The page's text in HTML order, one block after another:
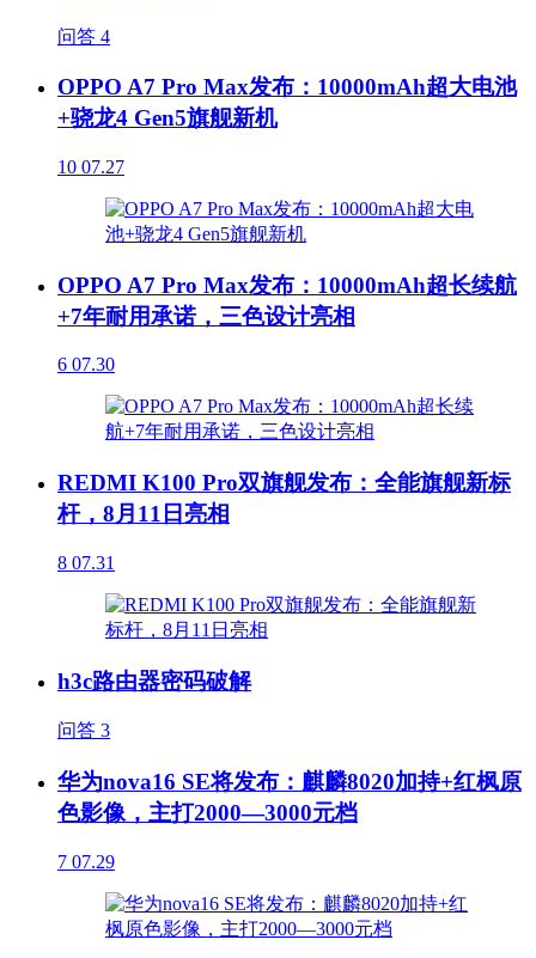
问答 4
OPPO A7 Pro Max发布：10000mAh超大电池
+骁龙4 Gen5旗舰新机
10 07.27
OPPO A7 Pro Max发布：10000mAh超长续航
+7年耐用承诺，三色设计亮相
6 07.30
REDMI K100 Pro双旗舰发布：全能旗舰新标
杆，8月11日亮相
8 07.31
h3c路由器密码破解
问答 3
华为nova16 SE将发布：麒麟8020加持+红枫原
色影像，主打2000—3000元档
7 07.29